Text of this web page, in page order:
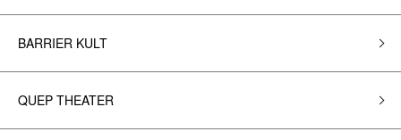
BARRIER KULT
QUEP THEATER